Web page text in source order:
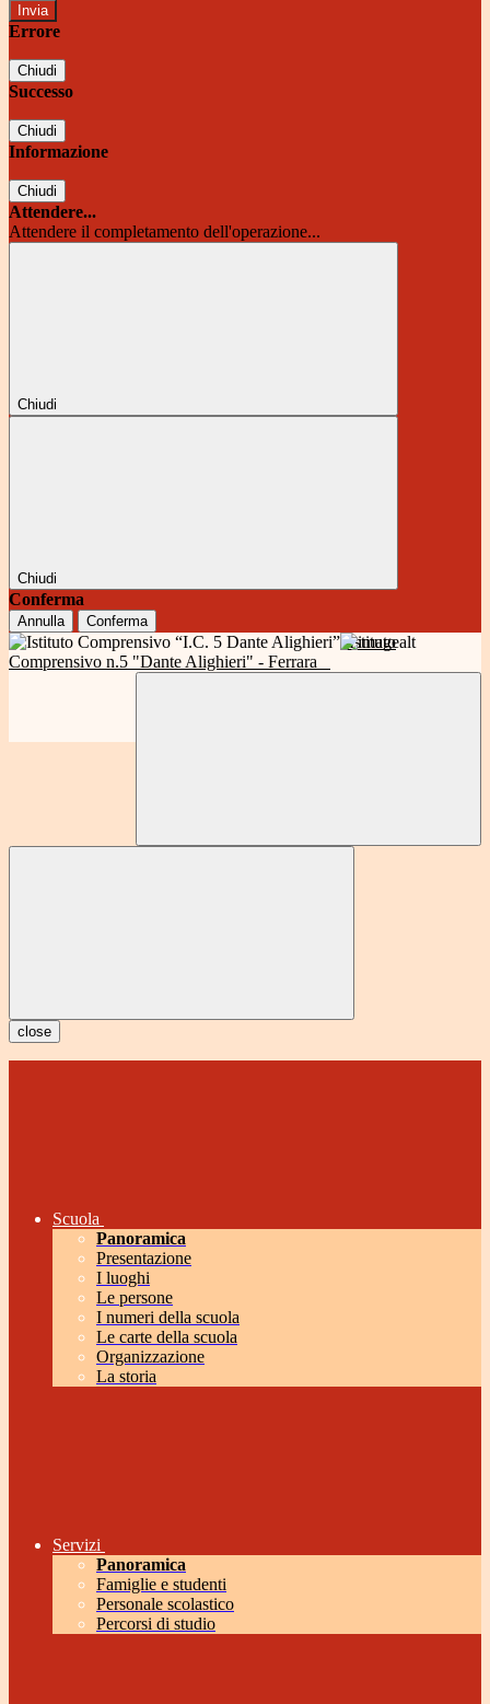
Errore
Chiudi
Successo
Chiudi
Informazione
Chiudi
Attendere...
Attendere il completamento dell'operazione...
Chiudi
Chiudi
Conferma
Annulla Conferma
Istituto
Comprensivo n.5 "Dante Alighieri" - Ferrara
close
Scuola
Panoramica
Presentazione
I luoghi
Le persone
I numeri della scuola
Le carte della scuola
Organizzazione
La storia
Servizi
Panoramica
Famiglie e studenti
Personale scolastico
Percorsi di studio